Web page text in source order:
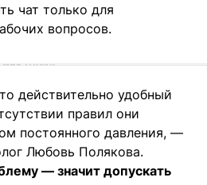
чат только для
вопросов.
действительно удобный
правил они
постоянного давления, —
Любовь Полякова.
— значит допускать